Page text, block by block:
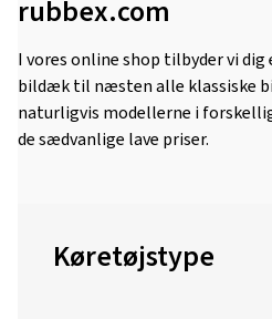
rubbex.com
I vores online shop tilbyder vi
bildæk til næsten alle klassiske
naturligvis modellerne i
de sædvanlige lave priser.
Køretøjstype